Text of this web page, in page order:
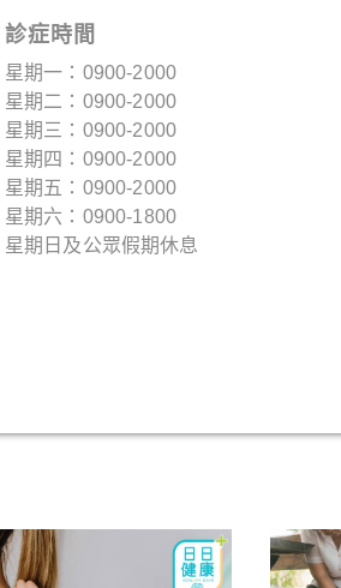
診症時間
星期一：0900-2000
星期二：0900-2000
星期三：0900-2000
星期四：0900-2000
星期五：0900-2000
星期六：0900-1800
星期日及公眾假期休息